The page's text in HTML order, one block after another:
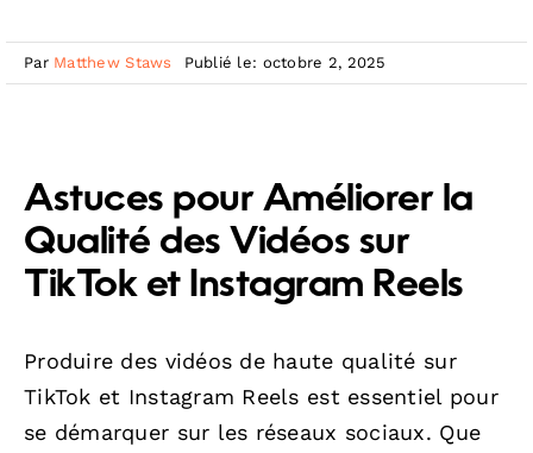
Par Matthew Staws Publié le: octobre 2, 2025
Astuces pour Améliorer la
Qualité des Vidéos sur
TikTok et Instagram Reels
Produire des vidéos de haute qualité sur
TikTok et Instagram Reels est essentiel pour
se démarquer sur les réseaux sociaux. Que